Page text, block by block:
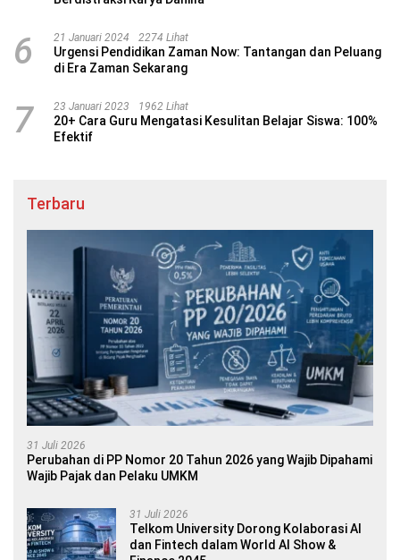
6 21 Januari 2024 2274 Lihat
Urgensi Pendidikan Zaman Now: Tantangan dan Peluang
di Era Zaman Sekarang
7 23 Januari 2023 1962 Lihat
20+ Cara Guru Mengatasi Kesulitan Belajar Siswa: 100%
Efektif
Terbaru
31 Juli 2026
Perubahan di PP Nomor 20 Tahun 2026 yang Wajib Dipahami
Wajib Pajak dan Pelaku UMKM
31 Juli 2026
Telkom University Dorong Kolaborasi AI
dan Fintech dalam World AI Show &